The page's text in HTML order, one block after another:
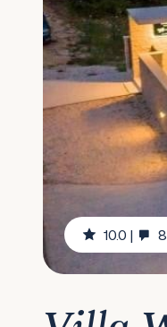
10.0 | 8